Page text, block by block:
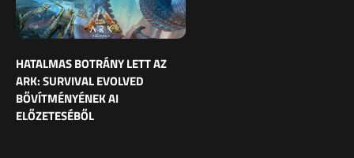
HATALMAS BOTRÁNY LETT AZ
ARK: SURVIVAL EVOLVED
BŐVÍTMÉNYÉNEK AI
ELŐZETESÉBŐL